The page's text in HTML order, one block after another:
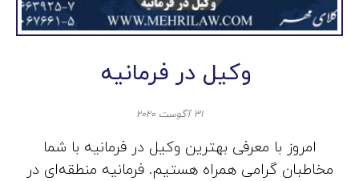
وکیل در فرمانیه
۳۱ آگوست ۲۰۲۰
امروز با معرفی بهترین وکیل در فرمانیه با شما
مخاطبان گرامی همراه هستیم. فرمانیه منطقه‌ای در